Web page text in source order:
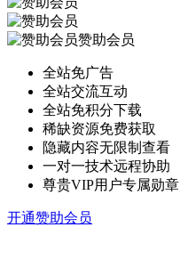
赞助会员
全站免广告
全站交流互动
全站免积分下载
稀缺资源免费获取
隐藏内容无限制查看
一对一技术远程协助
尊贵VIP用户专属勋章
开通赞助会员